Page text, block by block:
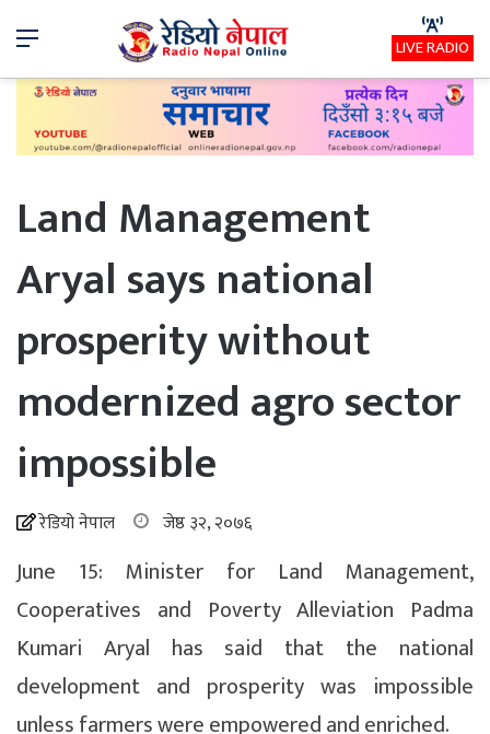
Menu LIVE RADIO
Land Management
Aryal says national
prosperity without
modernized agro sector
impossible
रेडियो नेपाल जेष्ठ ३२, २०७६
June 15: Minister for Land Management,
Cooperatives and Poverty Alleviation Padma
Kumari Aryal has said that the national
development and prosperity was impossible
unless farmers were empowered and enriched.